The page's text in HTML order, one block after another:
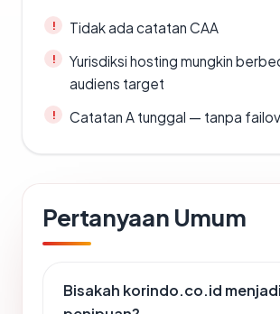
Tidak ada catatan CAA
Yurisdiksi hosting mungkin
audiens target
Catatan A tunggal — tanpa
Pertanyaan Umum
Bisakah korindo.co.id